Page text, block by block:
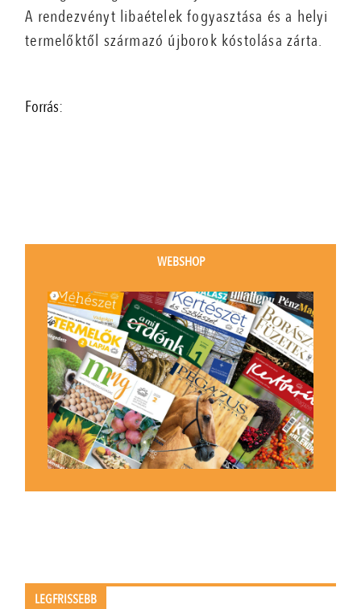
A rendezvényt libaételek fogyasztása és a helyi
termelőktől származó újborok kóstolása zárta.
Forrás:
WEBSHOP
LEGFRISSEBB